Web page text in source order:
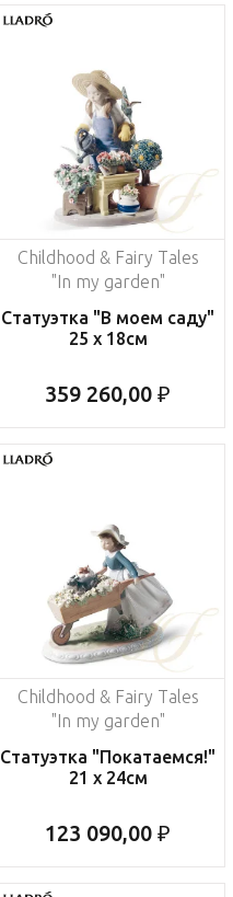
Childhood & Fairy Tales
"In my garden"
Статуэтка "В моем саду"
25 x 18см
359 260,00 ₽
Childhood & Fairy Tales
"In my garden"
Статуэтка "Покатаемся!"
21 x 24см
123 090,00 ₽